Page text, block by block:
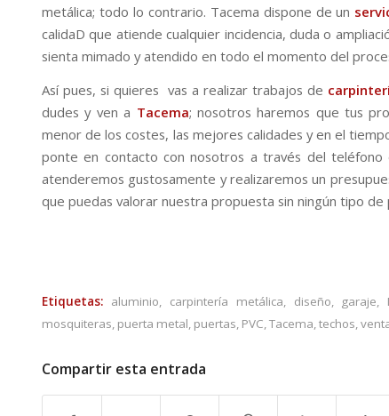
metálica; todo lo contrario. Tacema dispone de un
calidaD que atiende cualquier incidencia, duda o
sienta mimado y atendido en todo el momento del
Así pues, si quieres vas a realizar trabajos de
dudes y ven a Tacema; nosotros haremos que tus
menor de los costes, las mejores calidades y en el
ponte en contacto con nosotros a través del
atenderemos gustosamente y realizaremos un
que puedas valorar nuestra propuesta sin ningún tipo de
Etiquetas: aluminio, carpintería metálica, diseño, garaje,
mosquiteras, puerta metal, puertas, PVC,Tacema,techos,
Compartir esta entrada